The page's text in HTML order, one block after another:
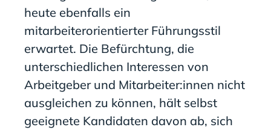
heute ebenfalls ein
mitarbeiterorientierter Führungsstil
erwartet. Die Befürchtung, die
unterschiedlichen Interessen von
Arbeitgeber und Mitarbeiter:innen nicht
ausgleichen zu können, hält selbst
geeignete Kandidaten davon ab, sich